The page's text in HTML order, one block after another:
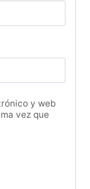
y web
vez que